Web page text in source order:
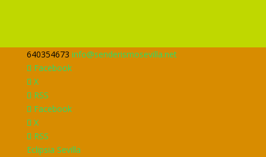
640354673 info@senderismosevilla.net
Facebook
X
RSS
Facebook
X
RSS
Eclipsia Sevilla